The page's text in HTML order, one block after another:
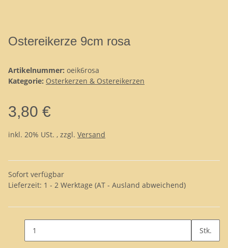
Ostereikerze 9cm rosa
Artikelnummer: oeik6rosa
Kategorie: Osterkerzen & Ostereikerzen
3,80 €
inkl. 20% USt. , zzgl. Versand
Sofort verfügbar
Lieferzeit: 1 - 2 Werktage (AT - Ausland abweichend)
Stk.